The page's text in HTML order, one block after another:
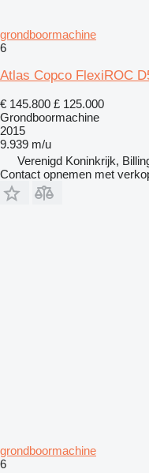
grondboormachine
6
Atlas Copco FlexiROC
€ 145.800 £ 125.000
Grondboormachine
2015
9.939 m/u
Verenigd Koninkrijk,
Contact opnemen met
grondboormachine
6